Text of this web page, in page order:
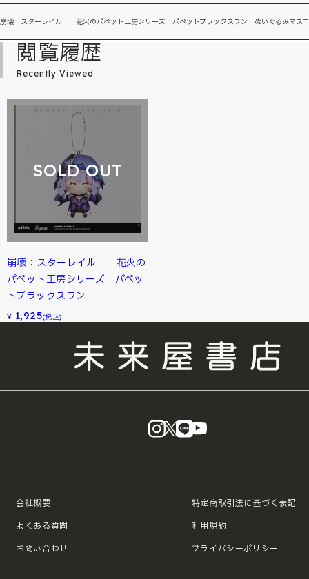
崩壊：スターレイル 花火のパペット工房シリーズ パペットブラックスワン ぬいぐるみマス
閲覧履歴
Recently Viewed
SOLD OUT
崩壊：スターレイル 花火の
パペット工房シリーズ パペッ
トブラックスワン
¥ 1,925(税込)
instagram
X LINE
会社概要
よくある質問
お問い合わせ
特定商取引法に基づく表記
利用規約
プライバシーポリシー